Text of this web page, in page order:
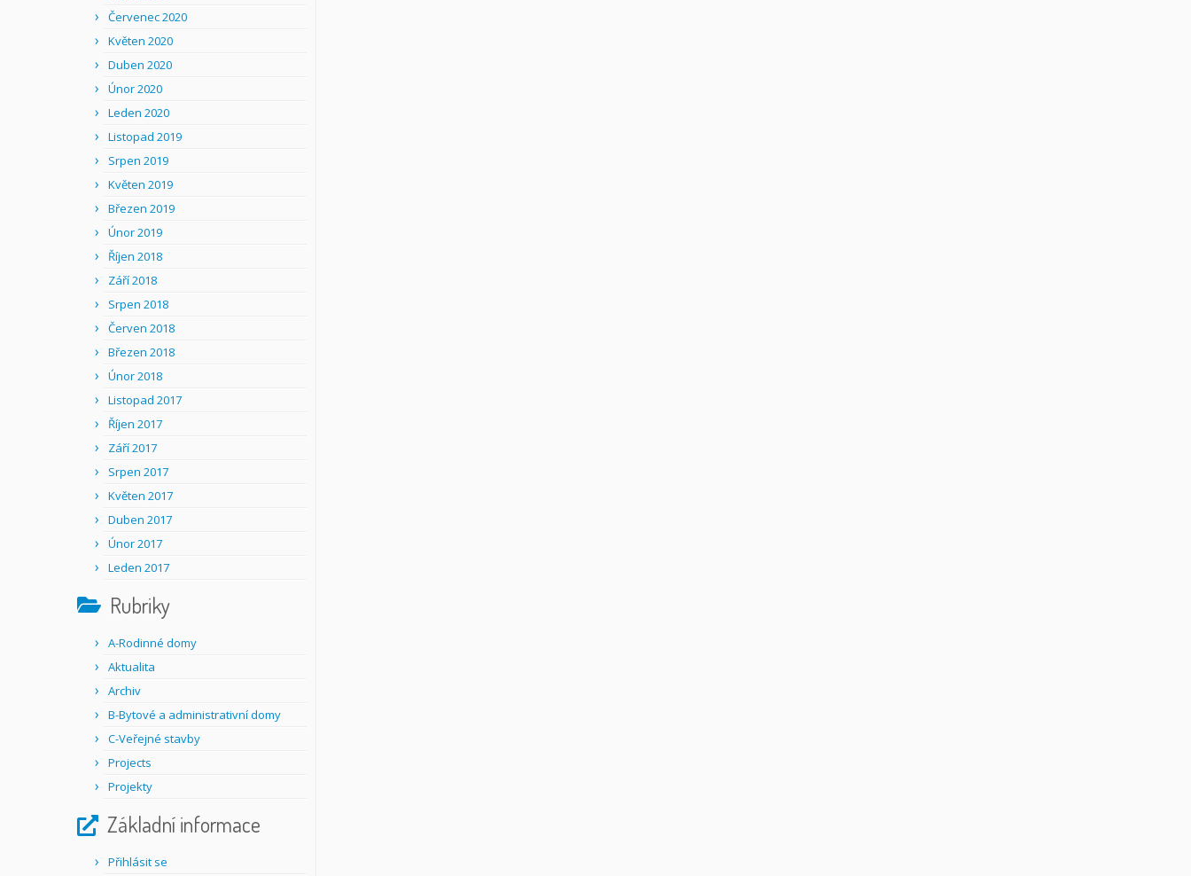
Červenec 2020
Květen 2020
Duben 2020
Únor 2020
Leden 2020
Listopad 2019
Srpen 2019
Květen 2019
Březen 2019
Únor 2019
Říjen 2018
Září 2018
Srpen 2018
Červen 2018
Březen 2018
Únor 2018
Listopad 2017
Říjen 2017
Září 2017
Srpen 2017
Květen 2017
Duben 2017
Únor 2017
Leden 2017
Rubriky
A-Rodinné domy
Aktualita
Archiv
B-Bytové a administrativní domy
C-Veřejné stavby
Projects
Projekty
Základní informace
Přihlásit se